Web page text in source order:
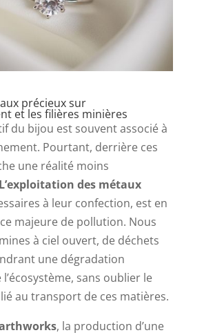
précieux sur
et les filières minières
du bijou est souvent associé à
Pourtant, derrière ces
une réalité moins
L’exploitation des métaux
à leur confection, est en
majeure de pollution. Nous
à ciel ouvert, de déchets
une dégradation
sans oublier le
au transport de ces matières.
, la production d’une